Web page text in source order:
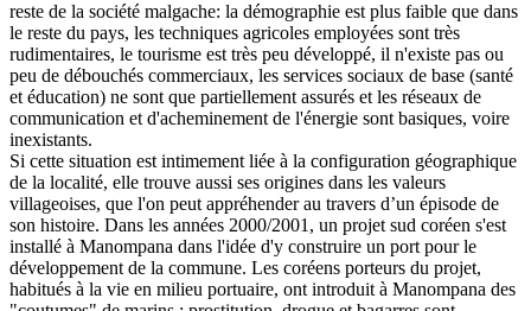
reste de la société malgache: la démographie est plus faible que dans
le reste du pays, les techniques agricoles employées sont très
rudimentaires, le tourisme est très peu développé, il n'existe pas ou
peu de débouchés commerciaux, les services sociaux de base (santé
et éducation) ne sont que partiellement assurés et les réseaux de
communication et d'acheminement de l'énergie sont basiques, voire
inexistants.
Si cette situation est intimement liée à la configuration géographique
de la localité, elle trouve aussi ses origines dans les valeurs
villageoises, que l'on peut appréhender au travers d’un épisode de
son histoire. Dans les années 2000/2001, un projet sud coréen s'est
installé à Manompana dans l'idée d'y construire un port pour le
développement de la commune. Les coréens porteurs du projet,
habitués à la vie en milieu portuaire, ont introduit à Manompana des